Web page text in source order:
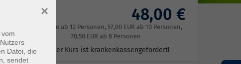
Gebühr 48,00 €
48.00 Euro ab 12 Personen, 57,00 EUR ab 10 Personen,
70,50 EUR ab 8 Personen
Dieser Kurs ist krankenkassengefördert!
Datei, die
sendet
×